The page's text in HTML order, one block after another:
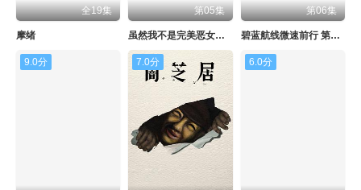
全19集
摩绪
第05集
虽然我不是完美恶女～雏宫蝶鼠替换传～
第06集
碧蓝航线微速前行 第二季
9.0分 7.0分 6.0分